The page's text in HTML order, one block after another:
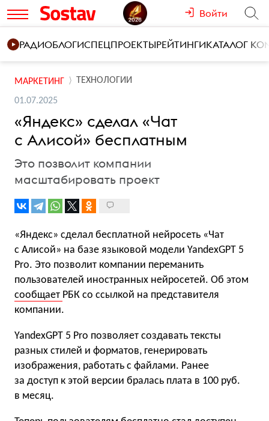
Войти
РАДИОБЛОГИСПЕЦПРОЕКТЫРЕЙТИНГИКАТАЛОГ
МАРКЕТИНГ ТЕХНОЛОГИИ
01.07.2025
«Яндекс» сделал «Чат
с Алисой» бесплатным
Это позволит компании
масштабировать проект
«Яндекс» сделал бесплатной нейросеть «Чат
с Алисой» на базе языковой модели YandexGPT 5
Pro. Это позволит компании переманить
пользователей иностранных нейросетей. Об этом
сообщает РБК со ссылкой на представителя
компании.
YandexGPT 5 Pro позволяет создавать тексты
разных стилей и форматов, генерировать
изображения, работать с файлами. Ранее
за доступ к этой версии бралась плата в 100 руб.
в месяц.